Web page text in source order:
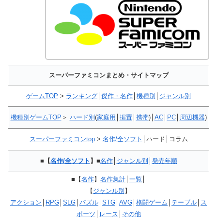
スーパーファミコンまとめ・サイトマップ
ゲームTOP > ランキング 傑作・名作 機種別 ジャンル別
機種別ゲームTOP ＞ ハード別 (家庭用 据置│ 携帯)│ AC│ PC│ 周辺機器)
スーパーファミコンtop> 名作/全ソフト │ハード│コラム
■【名作/全ソフト 】■名作│ ジャンル別 発売年順
■ 【名作】 名作集計 一覧
【 ジャンル別 】
アクション
RPG SLG パズル STG AVG 格闘ゲーム テーブル
ス
ポーツ
レース
その他